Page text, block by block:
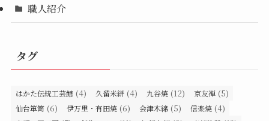
職人紹介
タグ
はかた伝統工芸館 (4) 久留米絣 (4) 九谷焼 (12) 京友禅 (5)
仙台箪笥 (6) 伊万里・有田焼 (6) 会津木綿 (5) 信楽焼 (4)